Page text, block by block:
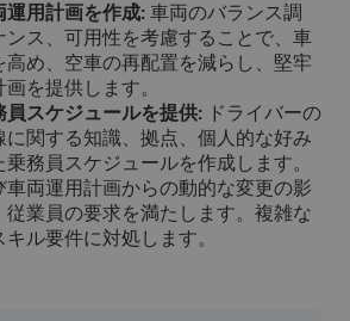
運用計画を作成: 車両のバランス調
ンス、可用性を考慮することで、車
高め、空車の再配置を減らし、堅牢
を提供します。
員スケジュールを提供: ドライバーの
に関する知識、拠点、個人的な好み
乗務員スケジュールを作成します。
車両運用計画からの動的な変更の影
従業員の要求を満たします。複雑な
ル要件に対処します。